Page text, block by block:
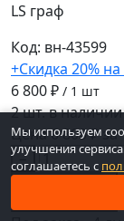
LS граф
Код: вн-43599
+Скидка 20%
6 800 ₽ / 1 шт
2 шт. в наличии
Цена 6 800 ₽ за
−
Мы используем
улучшения
соглашаетесь с